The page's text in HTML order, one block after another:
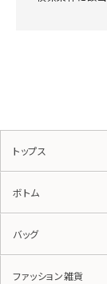
トップス
ボトム
バッグ
ファッション雑貨